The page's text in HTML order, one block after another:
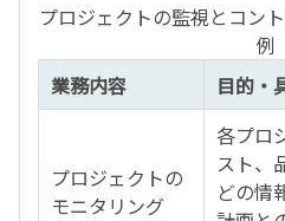
プロジェクトの監視とコン
例
業務内容
目的・
プロジェクトの
モニタリング
各プロ
スト、
どの情